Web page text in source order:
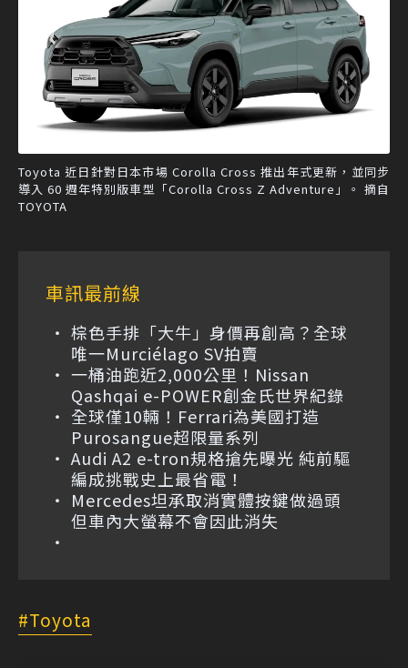
Toyota 近日針對日本市場 Corolla Cross 推出年式更新，並同步
導入 60 週年特別版車型「Corolla Cross Z Adventure」。 摘自
TOYOTA
車訊最前線
棕色手排「大牛」身價再創高？全球
唯一Murciélago SV拍賣
一桶油跑近2,000公里！Nissan
Qashqai e-POWER創金氏世界紀錄
全球僅10輛！Ferrari為美國打造
Purosangue超限量系列
Audi A2 e-tron規格搶先曝光 純前驅
編成挑戰史上最省電！
Mercedes坦承取消實體按鍵做過頭
但車內大螢幕不會因此消失
Toyota